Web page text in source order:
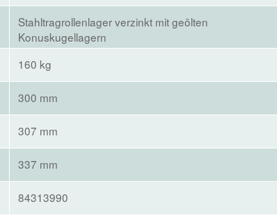
Stahltragrollenlager verzinkt mit geölten
Konuskugellagern
160 kg
300 mm
307 mm
337 mm
84313990